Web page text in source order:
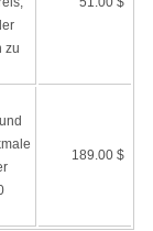
zu
189.00 $